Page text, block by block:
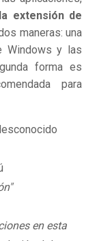
la extensión de
maneras: una
Windows y las
forma es
para
en esta